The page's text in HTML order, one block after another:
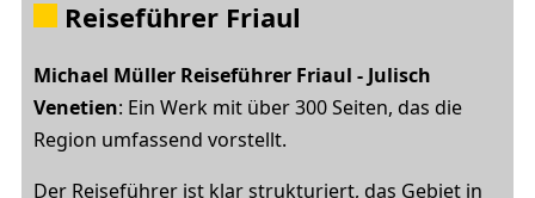
Reiseführer Friaul
Michael Müller Reiseführer Friaul - Julisch
Venetien: Ein Werk mit über 300 Seiten, das die
Region umfassend vorstellt.
Der Reiseführer ist klar strukturiert, das Gebiet in